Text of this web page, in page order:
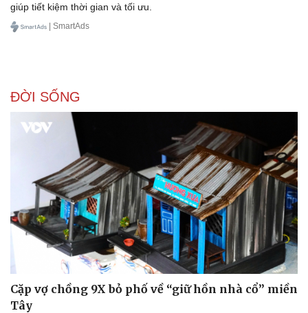
giúp tiết kiệm thời gian và tối ưu.
| SmartAds
ĐỜI SỐNG
Cặp vợ chồng 9X bỏ phố về “giữ hồn nhà cổ” miền
Tây